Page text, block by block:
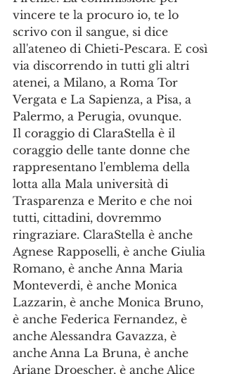
vincere te la procuro io, te lo
scrivo con il sangue, si dice
all'ateneo di Chieti-Pescara. E così
via discorrendo in tutti gli altri
atenei, a Milano, a Roma Tor
Vergata e La Sapienza, a Pisa, a
Palermo, a Perugia, ovunque.
Il coraggio di ClaraStella è il
coraggio delle tante donne che
rappresentano l'emblema della
lotta alla Mala università di
Trasparenza e Merito e che noi
tutti, cittadini, dovremmo
ringraziare. ClaraStella è anche
Agnese Rapposelli, è anche Giulia
Romano, è anche Anna Maria
Monteverdi, è anche Monica
Lazzarin, è anche Monica Bruno,
è anche Federica Fernandez, è
anche Alessandra Gavazza, è
anche Anna La Bruna, è anche
Ariane Droescher, è anche Alice